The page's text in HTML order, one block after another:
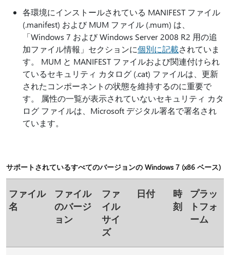
各環境にインストールされている MANIFEST ファイル
(.manifest) および MUM ファイル (.mum) は、
「Windows 7 および Windows Server 2008 R2 用の追
加ファイル情報」セクションに個別に記載されていま
す。 MUM と MANIFEST ファイルおよび関連付けられ
ているセキュリティ カタログ (.cat) ファイルは、更新
されたコンポーネントの状態を維持するのに重要で
す。 属性の一覧が表示されていないセキュリティ カタ
ログ ファイルは、Microsoft デジタル署名で署名され
ています。
サポートされているすべてのバージョンの Windows 7 (x86 ベース)
ファイル
名
ファイル
のバージ
ョン
ファ
イル
サイ
ズ
日付
時
刻
プラッ
トフォ
ーム